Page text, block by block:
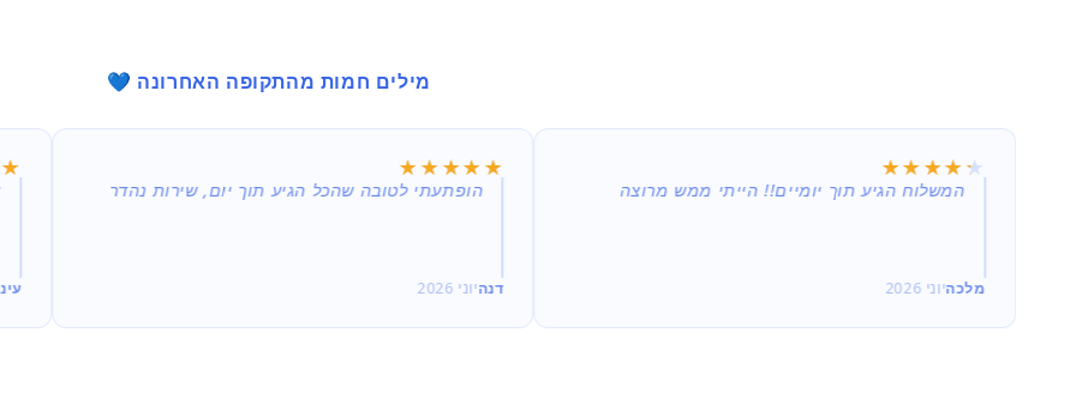
מילים חמות מהתקופה האחרונה 💙
★★★★★
★★★★★
המשלוח הגיע תוך יומיים!! הייתי ממש מרוצה
מלכהיוני 2026
★★★★★
★★★★★
הופתעתי לטובה שהכל הגיע תוך יום, שירות נהדר
דנהיוני 2026